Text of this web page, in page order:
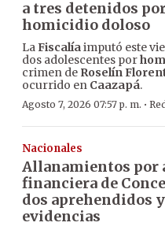
a tres detenidos
homicidio doloso
LaFiscalíaimputó este
dos adolescentes por
crimen de Roselín
ocurrido en Caazapá.
Agosto 7, 2026 07:57 p. m. ·
Nacionales
Allanamientos por
financiera de
dos aprehendidos
evidencias